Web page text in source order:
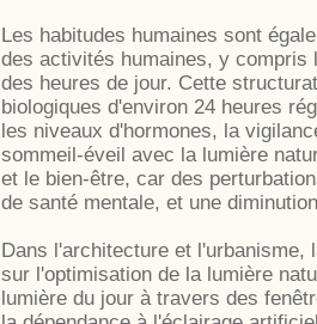
Les habitudes humaines sont
des activités humaines, y
des heures de jour. Cette
biologiques d'environ 24 heures
les niveaux d'hormones, la
sommeil-éveil avec la lumière
et le bien-être, car des
de santé mentale, et une
Dans l'architecture et l'urbanisme,
sur l'optimisation de la lumière
lumière du jour à travers des